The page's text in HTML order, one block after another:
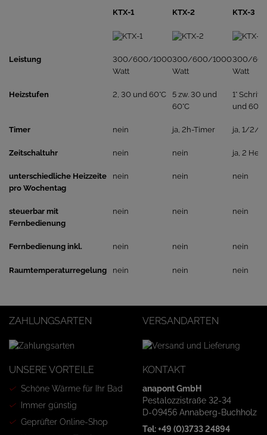
KTX-1 KTX-2 KTX-3
Leistung
300/600/1000
Watt
300/600/1000
Watt
300/
Watt
Heizstufen 2, 30 und 60°C
5 zw. 30 und
60°C
1°
und 60°C
Timer nein ja, 2h-Timer ja, 1/2/
Zeitschaltuhr nein nein ja, 2
unterschiedliche Heizzeite
pro Wochentag
nein nein nein
steuerbar mit
Fernbedienung
nein nein nein
Fernbedienung inkl. nein nein nein
Raumtemperaturregelung nein nein nein
ZAHLUNGSARTEN VERSANDARTEN
UNSERE VORTEILE
Schöne Wärme für Ihr Bad
Immer günstig
Geprüfter Online-Shop
KONTAKT
anapont GmbH
Pestalozzistraße 32-34
D-09456 Annaberg-Buchholz
Tel: +49 (0)3733 24894